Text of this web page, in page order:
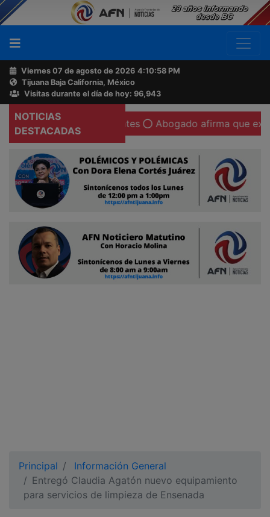
Viernes 07 de agosto de 2026 4:10:59 PM
Tijuana Baja California, México
Visitas durante el día de hoy: 96,943
NOTICIAS
DESTACADAS
regala aguacates Abogado afirma que existen
Principal
Información General
Entregó Claudia Agatón nuevo equipamiento
para servicios de limpieza de Ensenada
Buscador
Acerca
de
AFN
Ventas
Contacto
Reportero
Ciudadano